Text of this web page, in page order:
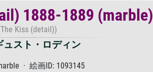
1888-1889 (marble)
Kiss (detail))
ュスト・ロディン
· 絵画ID: 1093145